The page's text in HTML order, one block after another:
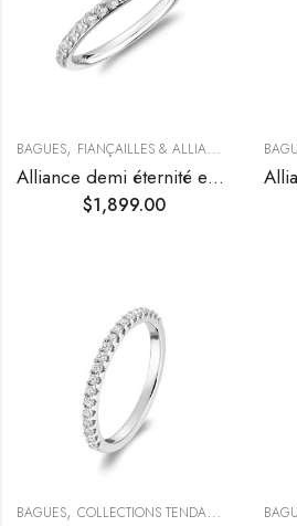
BAGUES, FIANÇAILLES & ALLIANCES
Alliance demi éternité en diamants
$1,899.00
BAGUES, COLLECTIONS TENDANCES